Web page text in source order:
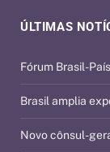
ÚLTIMAS
Fórum Brasil-
Brasil amplia
Novo cônsul-